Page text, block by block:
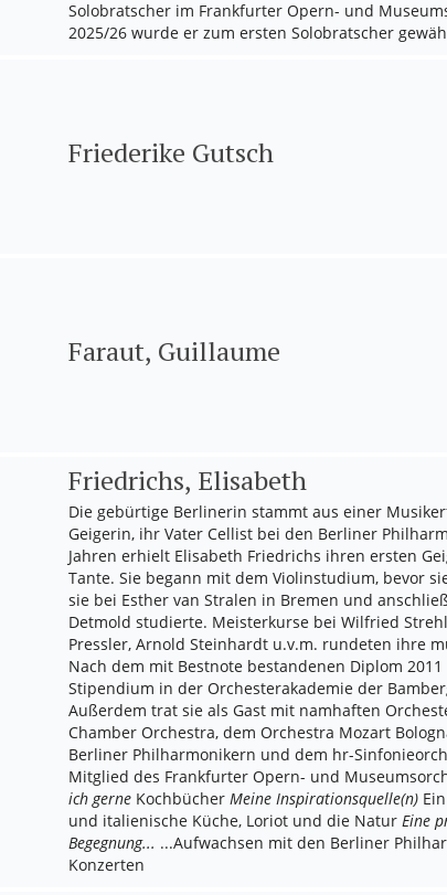
Solobratscher im Frankfurter Opern- und
2025/26 wurde er zum ersten Solobratscher
Friederike Gutsch
Faraut, Guillaume
Friedrichs, Elisabeth
Die gebürtige Berlinerin stammt aus einer
Geigerin, ihr Vater Cellist bei den Berliner
Jahren erhielt Elisabeth Friedrichs ihren ersten
Tante. Sie begann mit dem Violinstudium, bevor
sie bei Esther van Stralen in Bremen und
Detmold studierte. Meisterkurse bei Wilfried
Pressler, Arnold Steinhardt u.v.m. rundeten ihre
Nach dem mit Bestnote bestandenen Diplom
Stipendium in der Orchesterakademie der
Außerdem trat sie als Gast mit namhaften
Chamber Orchestra, dem Orchestra Mozart
Berliner Philharmonikern und dem hr-
Mitglied des Frankfurter Opern- und
ich gerne KochbücherMeine Inspirationsquelle(n)
und italienische Küche, Loriot und die Natur Eine
Begegnung... ...Aufwachsen mit den Berliner
Konzerten